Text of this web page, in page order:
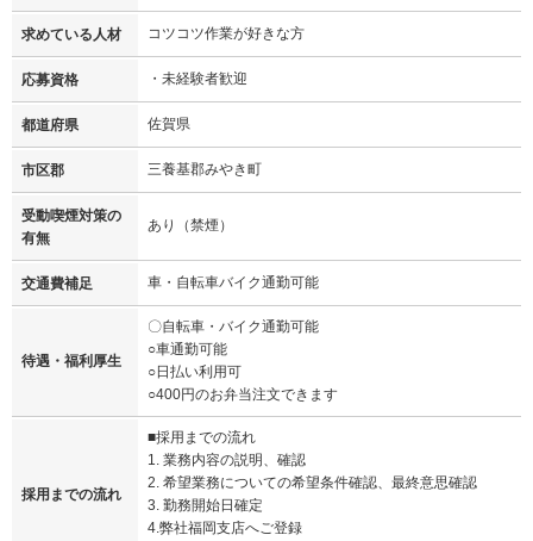
求めている人材 コツコツ作業が好きな方
応募資格 ・未経験者歓迎
都道府県 佐賀県
市区郡 三養基郡みやき町
受動喫煙対策の
有無
あり（禁煙）
交通費補足 車・自転車バイク通勤可能
待遇・福利厚生
〇自転車・バイク通勤可能
○車通勤可能
○日払い利用可
○400円のお弁当注文できます
採用までの流れ
■採用までの流れ
1. 業務内容の説明、確認
2. 希望業務についての希望条件確認、最終意思確認
3. 勤務開始日確定
4.弊社福岡支店へご登録